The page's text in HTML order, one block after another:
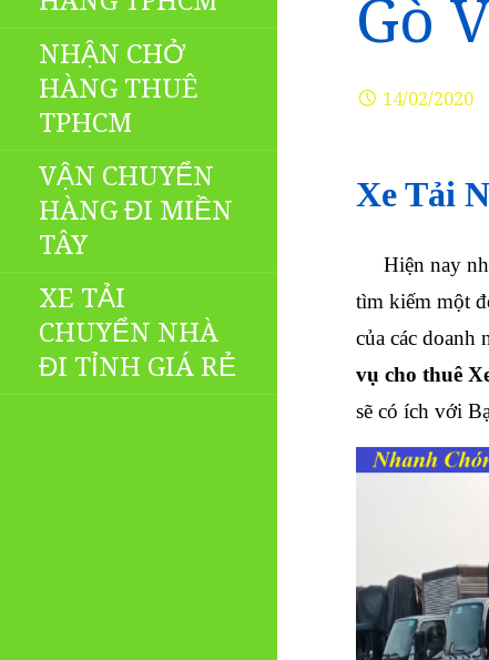
NHẬN CHỞ
HÀNG THUÊ
TPHCM
VẬN CHUYỂN
HÀNG ĐI MIỀN
TÂY
XE TẢI
CHUYỂN NHÀ
ĐI TỈNH GIÁ RẺ
Gò
14/02/2020
Xe Tải
Hiện nay
tìm kiếm một
của các doanh
vụ cho thuê
sẽ có ích với